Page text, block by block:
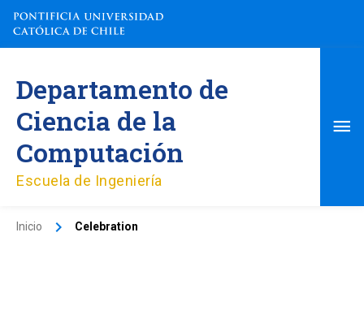
contenido
Departamento de
Ciencia de la
Computación
Escuela de Ingeniería
Inicio Celebration